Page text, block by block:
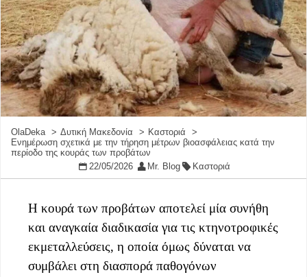
OlaDeka Δυτική Μακεδονία
Καστοριά
Ενημέρωση σχετικά με την τήρηση μέτρων βιοασφάλειας κατά την
περίοδο της κουράς των προβάτων
22/05/2026
Mr. Blog Καστοριά
Η κουρά των προβάτων αποτελεί μία συνήθη
και αναγκαία διαδικασία για τις κτηνοτροφικές
εκμεταλλεύσεις, η οποία όμως δύναται να
συμβάλει στη διασπορά παθογόνων